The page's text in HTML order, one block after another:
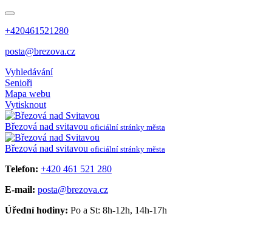
+420461521280
posta@brezova.cz
Vyhledávání
Senioři
Mapa webu
Vytisknout
Březová nad svitavou oficiální stránky města
Březová nad svitavou oficiální stránky města
Telefon: +420 461 521 280
E-mail: posta@brezova.cz
Úřední hodiny: Po a St: 8h-12h, 14h-17h